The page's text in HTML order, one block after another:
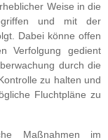
Weise in die
und mit der
Dabei könne offen
Verfolgung gedient
durch die
zu halten und
Fluchtpläne zu
Maßnahmen im